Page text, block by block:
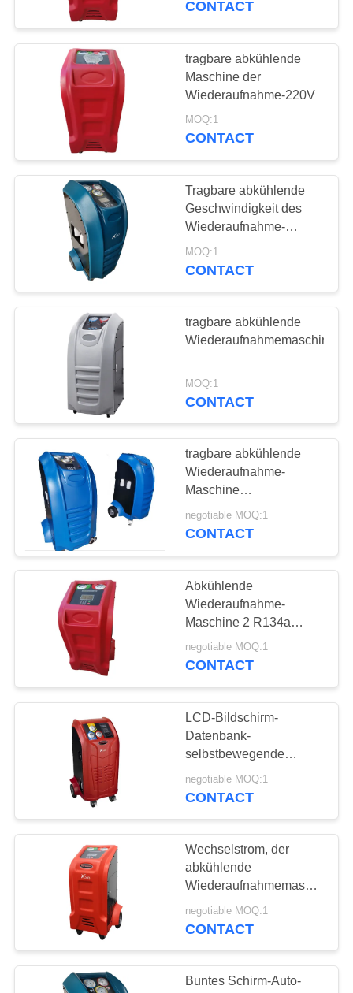
CONTACT
tragbare abkühlende
Maschine der
Wiederaufnahme-220V
MOQ:1
CONTACT
Tragbare abkühlende
Geschwindigkeit des
Wiederaufnahme-
Maschinen-Hubraum-
300g/min
MOQ:1
CONTACT
tragbare abkühlende
Wiederaufnahmemaschine
MOQ:1
CONTACT
tragbare abkühlende
Wiederaufnahme-
Maschine
Wechselstroms 240v mit
der Leck-Prüfung Ss-
negotiable MOQ:1
CONTACT
Abkühlende
Wiederaufnahme-
Maschine 2 R134a
Wechselstroms in 1
großem buntem LCD-
negotiable MOQ:1
CONTACT
LCD-Bildschirm-
Datenbank-
selbstbewegende
abkühlende
Wiederaufnahme-
negotiable MOQ:1
CONTACT
Wechselstrom, der
abkühlende
Wiederaufnahmemaschine
der Maschine mit
geführter Anzeige von
negotiable MOQ:1
CONTACT
Buntes Schirm-Auto-